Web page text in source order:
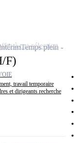
F)
travail temporaire
et dirigeants recherche
Temps plein
à ma sélection